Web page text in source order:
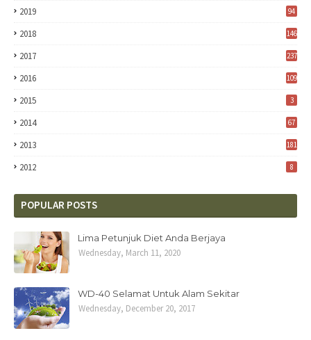
2019 94
2018 146
2017 237
2016 109
2015 3
2014 67
2013 181
2012 8
POPULAR POSTS
Lima Petunjuk Diet Anda Berjaya
Wednesday, March 11, 2020
WD-40 Selamat Untuk Alam Sekitar
Wednesday, December 20, 2017